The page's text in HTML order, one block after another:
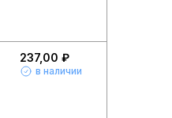
237,00 ₽
в наличии